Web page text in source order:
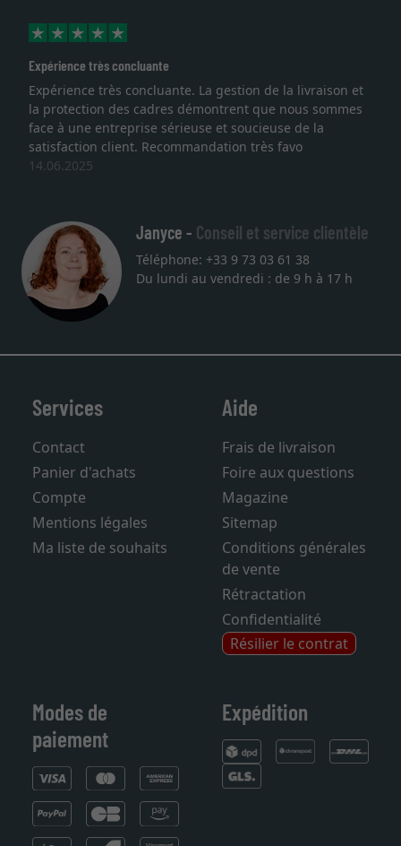
très concluante
très concluante. La gestion de la livraison et
des cadres démontrent que nous sommes
à une entreprise sérieuse et soucieuse de la
client. Recommandation très favo
Janyce - Conseil et service clientèle
Téléphone: +33 9 73 03 61 38
Services
Contact
Panier d'achats
Compte
Mentions légales
Aide
Frais de livraison
Foire aux questions
Magazine
Sitemap
Conditions générales
de vente
Rétractation
Confidentialité
Résilier le contrat
Modes de
paiement
Expédition